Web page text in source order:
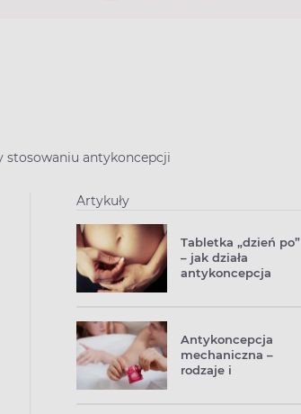
stosowaniu antykoncepcji
Artykuły
Tabletka „dzień po”
– jak działa
antykoncepcja
Antykoncepcja
mechaniczna –
rodzaje i